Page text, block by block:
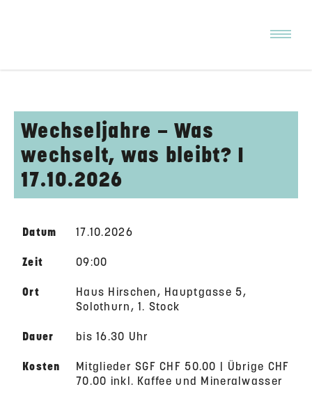
Wechseljahre – Was
wechselt, was bleibt? I
17.10.2026
Datum 17.10.2026
Zeit 09:00
Ort
Haus Hirschen, Hauptgasse 5,
Solothurn, 1. Stock
Dauer bis 16.30 Uhr
Kosten
Mitglieder SGF CHF 50.00 | Übrige CHF
70.00 inkl. Kaffee und Mineralwasser